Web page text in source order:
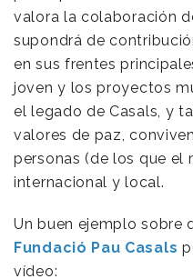
valora la colaboración
supondrá de
en sus frentes
joven y los proyectos
el legado de Casals, y
valores de paz,
personas (de los que el
internacional y local.
Un buen ejemplo sobre
Fundació Pau Casals
vídeo: